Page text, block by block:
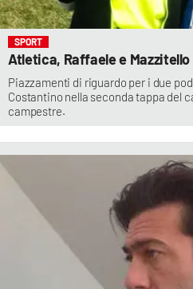
SPORT
Atletica, Raffaele e
Piazzamenti di riguardo per i due
Costantino nella seconda tappa del
campestre.